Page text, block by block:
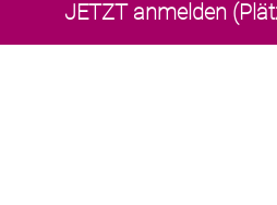
JETZT anmelden